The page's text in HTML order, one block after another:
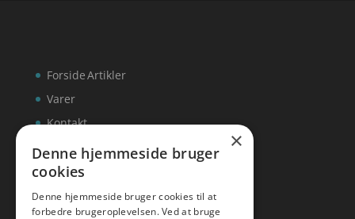
Forside
Varer
Kontakt
Artikler
inks
×
Denne hjemmeside bruger
cookies
Denne hjemmeside bruger cookies til at
forbedre brugeroplevelsen. Ved at bruge